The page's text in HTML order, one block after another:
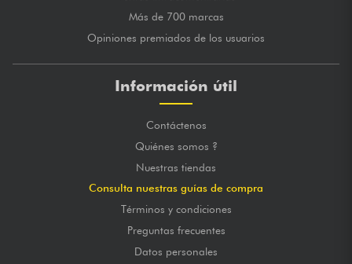
Más de 700 marcas
Opiniones premiados de los usuarios
Información útil
Contáctenos
Quiénes somos ?
Nuestras tiendas
Consulta nuestras guías de compra
Términos y condiciones
Preguntas frecuentes
Datos personales